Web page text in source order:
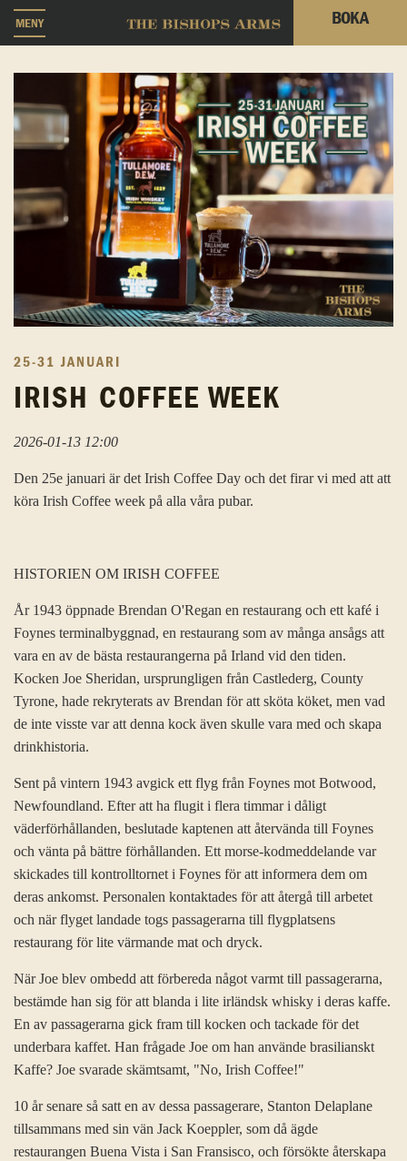
MENY BOKA
25-31 JANUARI
IRISH COFFEE WEEK
2026-01-13 12:00
Den 25e januari är det Irish Coffee Day och det firar vi med att att
köra Irish Coffee week på alla våra pubar.
HISTORIEN OM IRISH COFFEE
År 1943 öppnade Brendan O'Regan en restaurang och ett kafé i
Foynes terminalbyggnad, en restaurang som av många ansågs att
vara en av de bästa restaurangerna på Irland vid den tiden.
Kocken Joe Sheridan, ursprungligen från Castlederg, County
Tyrone, hade rekryterats av Brendan för att sköta köket, men vad
de inte visste var att denna kock även skulle vara med och skapa
drinkhistoria.
Sent på vintern 1943 avgick ett flyg från Foynes mot Botwood,
Newfoundland. Efter att ha flugit i flera timmar i dåligt
väderförhållanden, beslutade kaptenen att återvända till Foynes
och vänta på bättre förhållanden. Ett morse-kodmeddelande var
skickades till kontrolltornet i Foynes för att informera dem om
deras ankomst. Personalen kontaktades för att återgå till arbetet
och när ­flyget landade togs passagerarna till flygplatsens
restaurang för lite värmande mat och dryck.
När Joe blev ombedd att förbereda något varmt till passagerarna,
bestämde han sig för att blanda i lite irländsk whisky i deras kaffe.
En av passagerarna gick fram till kocken och tackade för det
underbara kaffet. Han frågade Joe om han använde brasilianskt
Kaffe? Joe svarade skämtsamt, "No, Irish Coffee!"
10 år senare så satt en av dessa passagerare, Stanton Delaplane
tillsammans med sin vän Jack Koeppler, som då ägde
restaurangen Buena Vista i San Fransisco, och försökte återskapa